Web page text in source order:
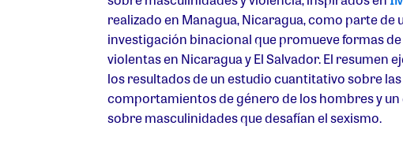
realizado en Managua, Nicaragua, como parte de
investigación binacional que promueve formas
violentas en Nicaragua y El Salvador. El resumen
los resultados de un estudio cuantitativo sobre
comportamientos de género de los hombres y
sobre masculinidades que desafían el sexismo.